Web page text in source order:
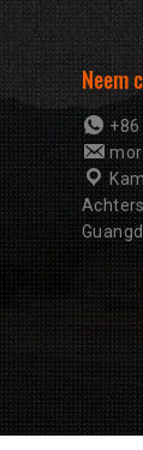
Neem
+86